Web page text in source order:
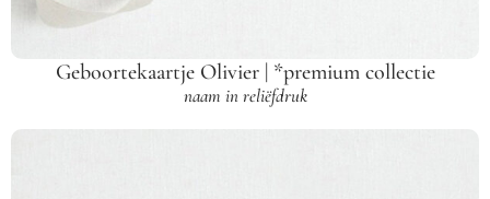
Geboortekaartje Olivier | *premium collectie
naam in reliëfdruk